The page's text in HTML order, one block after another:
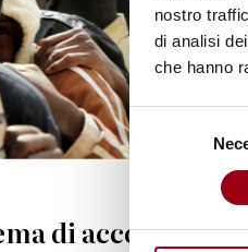
nostro
di analisi
che hanno
Selezione
del
di accoglienza